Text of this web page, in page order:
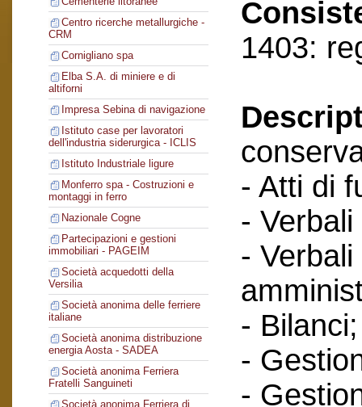
Centro ricerche metallurgiche -
CRM
Cornigliano spa
Elba S.A. di miniere e di
altiforni
Impresa Sebina di navigazione
Istituto case per lavoratori
dell'industria siderurgica - ICLIS
Istituto Industriale ligure
Monferro spa - Costruzioni e
montaggi in ferro
Nazionale Cogne
Partecipazioni e gestioni
immobiliari - PAGEIM
Società acquedotti della
Versilia
Società anonima delle ferriere
italiane
Società anonima distribuzione
energia Aosta - SADEA
Società anonima Ferriera
Fratelli Sanguineti
Società anonima Ferriera di
1403:
- Atti di
-
-
- Bilanci;
-
-